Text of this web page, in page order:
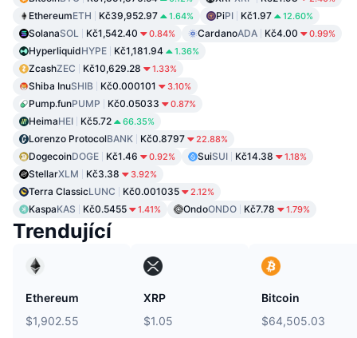
EthereumETH Kč39,952.97 1.64% PiPI Kč1.97 12.60%
SolanaSOL Kč1,542.40 0.84% CardanoADA Kč4.00 0.99%
HyperliquidHYPE Kč1,181.94 1.36%
ZcashZEC Kč10,629.28 1.33%
Shiba InuSHIB Kč0.000101 3.10%
Pump.funPUMP Kč0.05033 0.87%
HeimaHEI Kč5.72 66.35%
Lorenzo ProtocolBANK Kč0.8797 22.88%
DogecoinDOGE Kč1.46 0.92% SuiSUI Kč14.38 1.18%
StellarXLM Kč3.38 3.92%
Terra ClassicLUNC Kč0.001035 2.12%
KaspaKAS Kč0.5455 1.41% OndoONDO Kč7.78 1.79%
Trendující
Ethereum
$1,902.55
XRP
$1.05
Bitcoin
$64,505.03